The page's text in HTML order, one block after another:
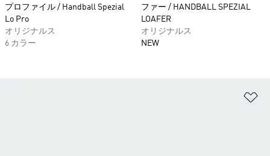
プロファイル / Handball Spezial
Lo Pro
オリジナルス
6 カラー
ファー / HANDBALL SPEZIAL
LOAFER
オリジナルス
NEW